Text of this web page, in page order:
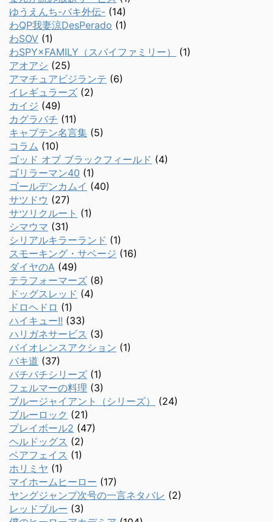
ゆうえんち-バキ外伝- (14)
わQP我妻涼DesPerado (1)
わSOV (1)
わSPY×FAMILY（スパイファミリー）
(1)
アオアシ (25)
アマチュアビジランテ (6)
イレギュラーズ (2)
カイジ (49)
カグラバチ (11)
キャプテン名言集 (5)
コラム (10)
ゴッド オブ ブラックフィールド (4)
ゴリラーマン40 (1)
ゴールデンカムイ (40)
サツドウ (27)
サツリクルート (1)
シマウマ (31)
シリアルキラーランド (1)
スモーキング・サベージ (16)
ダイヤのA (49)
テラフォーマーズ (8)
ドッグスレッド (4)
ドロヘドロ (1)
ハイキュー!! (33)
ハリガネサービス (3)
バイオレンスアクション (1)
バキ道 (37)
バチバチシリーズ (1)
フェルマーの料理 (3)
ブルージャイアント（シリーズ）
(24)
ブルーロック (21)
プレイボール2 (47)
ヘルドッグス (2)
ベアフェイス (1)
ホリミヤ (1)
マイホームヒーロー (17)
ヤングジャンプ次号の一言ネタバレ (2)
レッドブルー (3)